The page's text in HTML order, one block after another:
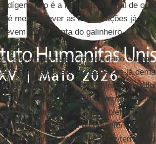
indígena não é a forma tradicional de
até mesmo rever as demarcações já
devem tomar conta do galinheiro.
O relatório aprovado do deputado
essa última parte sobre as terras já
representa um golpe contra índios e
incorporadas àPEC 215,como a do
que determina que as Assembleias
demarcações - o que é competência da
prejuízos que a demarcação de terras